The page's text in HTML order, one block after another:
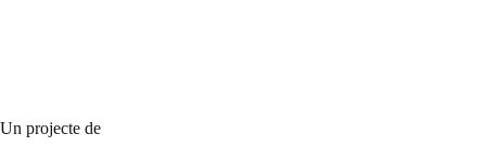
Un projecte de